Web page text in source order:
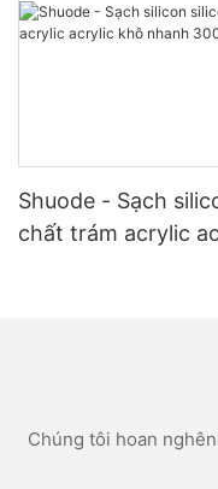
Shuode - Sạch
chất trám acrylic
Chúng tôi hoan